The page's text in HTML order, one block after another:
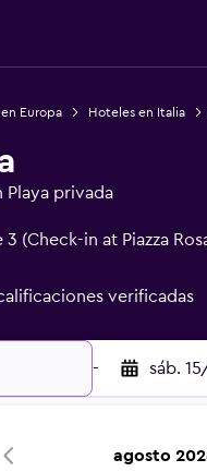
Europa Hoteles en Italia
Playa privada
(Check-in at Piazza
verificadas
- sáb.
agosto